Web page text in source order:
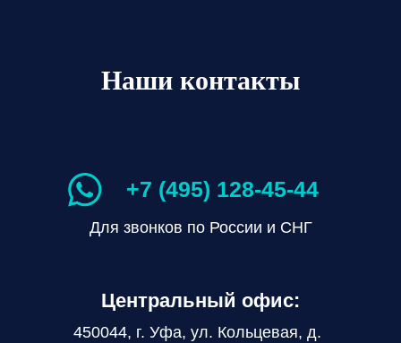
Наши контакты
Для звонков по России и СНГ
+7 (495) 128-45-44
450044, г. Уфа, ул. Кольцевая, д.
Центральный офис: